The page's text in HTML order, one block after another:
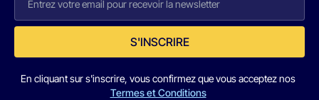
S'INSCRIRE
En cliquant sur s'inscrire, vous confirmez que vous acceptez nos
Termes et Conditions